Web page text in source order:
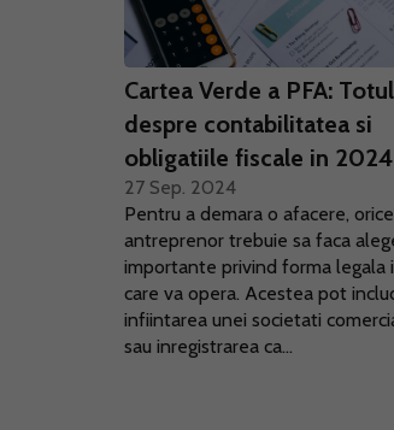
Cartea Verde a PFA: Totul
despre contabilitatea si
obligatiile fiscale in 2024
27 Sep. 2024
Pentru a demara o afacere, orice
antreprenor trebuie sa faca
importante privind forma legala
care va opera. Acestea pot
infiintarea unei societati
sau inregistrarea ca...